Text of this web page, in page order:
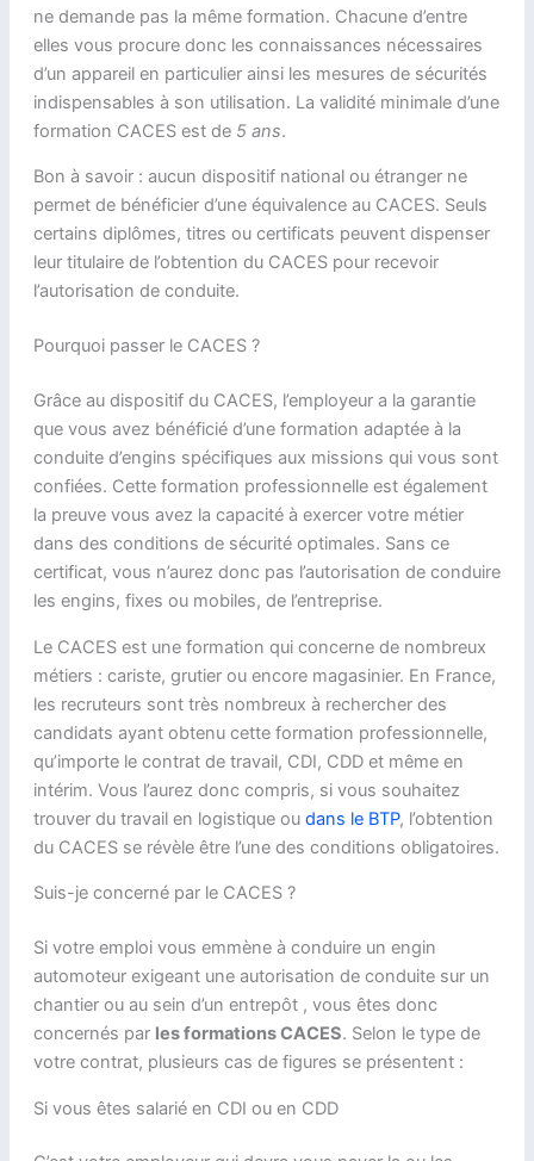
ne demande pas la même formation. Chacune d’entre
elles vous procure donc les connaissances nécessaires
d’un appareil en particulier ainsi les mesures de sécurités
indispensables à son utilisation. La validité minimale d’une
formation CACES est de 5 ans.
Bon à savoir : aucun dispositif national ou étranger ne
permet de bénéficier d’une équivalence au CACES. Seuls
certains diplômes, titres ou certificats peuvent dispenser
leur titulaire de l’obtention du CACES pour recevoir
l’autorisation de conduite.
Pourquoi passer le CACES ?
Grâce au dispositif du CACES, l’employeur a la garantie
que vous avez bénéficié d’une formation adaptée à la
conduite d’engins spécifiques aux missions qui vous sont
confiées. Cette formation professionnelle est également
la preuve vous avez la capacité à exercer votre métier
dans des conditions de sécurité optimales. Sans ce
certificat, vous n’aurez donc pas l’autorisation de conduire
les engins, fixes ou mobiles, de l’entreprise.
Le CACES est une formation qui concerne de nombreux
métiers : cariste, grutier ou encore magasinier. En France,
les recruteurs sont très nombreux à rechercher des
candidats ayant obtenu cette formation professionnelle,
qu’importe le contrat de travail, CDI, CDD et même en
intérim. Vous l’aurez donc compris, si vous souhaitez
trouver du travail en logistique ou dans le BTP, l’obtention
du CACES se révèle être l’une des conditions obligatoires.
Suis-je concerné par le CACES ?
Si votre emploi vous emmène à conduire un engin
automoteur exigeant une autorisation de conduite sur un
chantier ou au sein d’un entrepôt , vous êtes donc
concernés par les formations CACES. Selon le type de
votre contrat, plusieurs cas de figures se présentent :
Si vous êtes salarié en CDI ou en CDD